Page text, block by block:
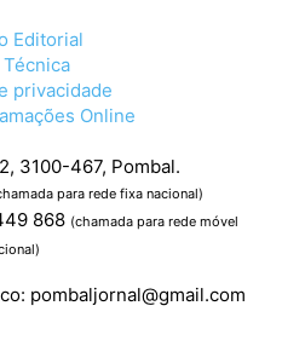
Editorial
privacidade
Online
3100-467, Pombal.
para rede fixa nacional)
868 (chamada para rede móvel
pombaljornal@gmail.com